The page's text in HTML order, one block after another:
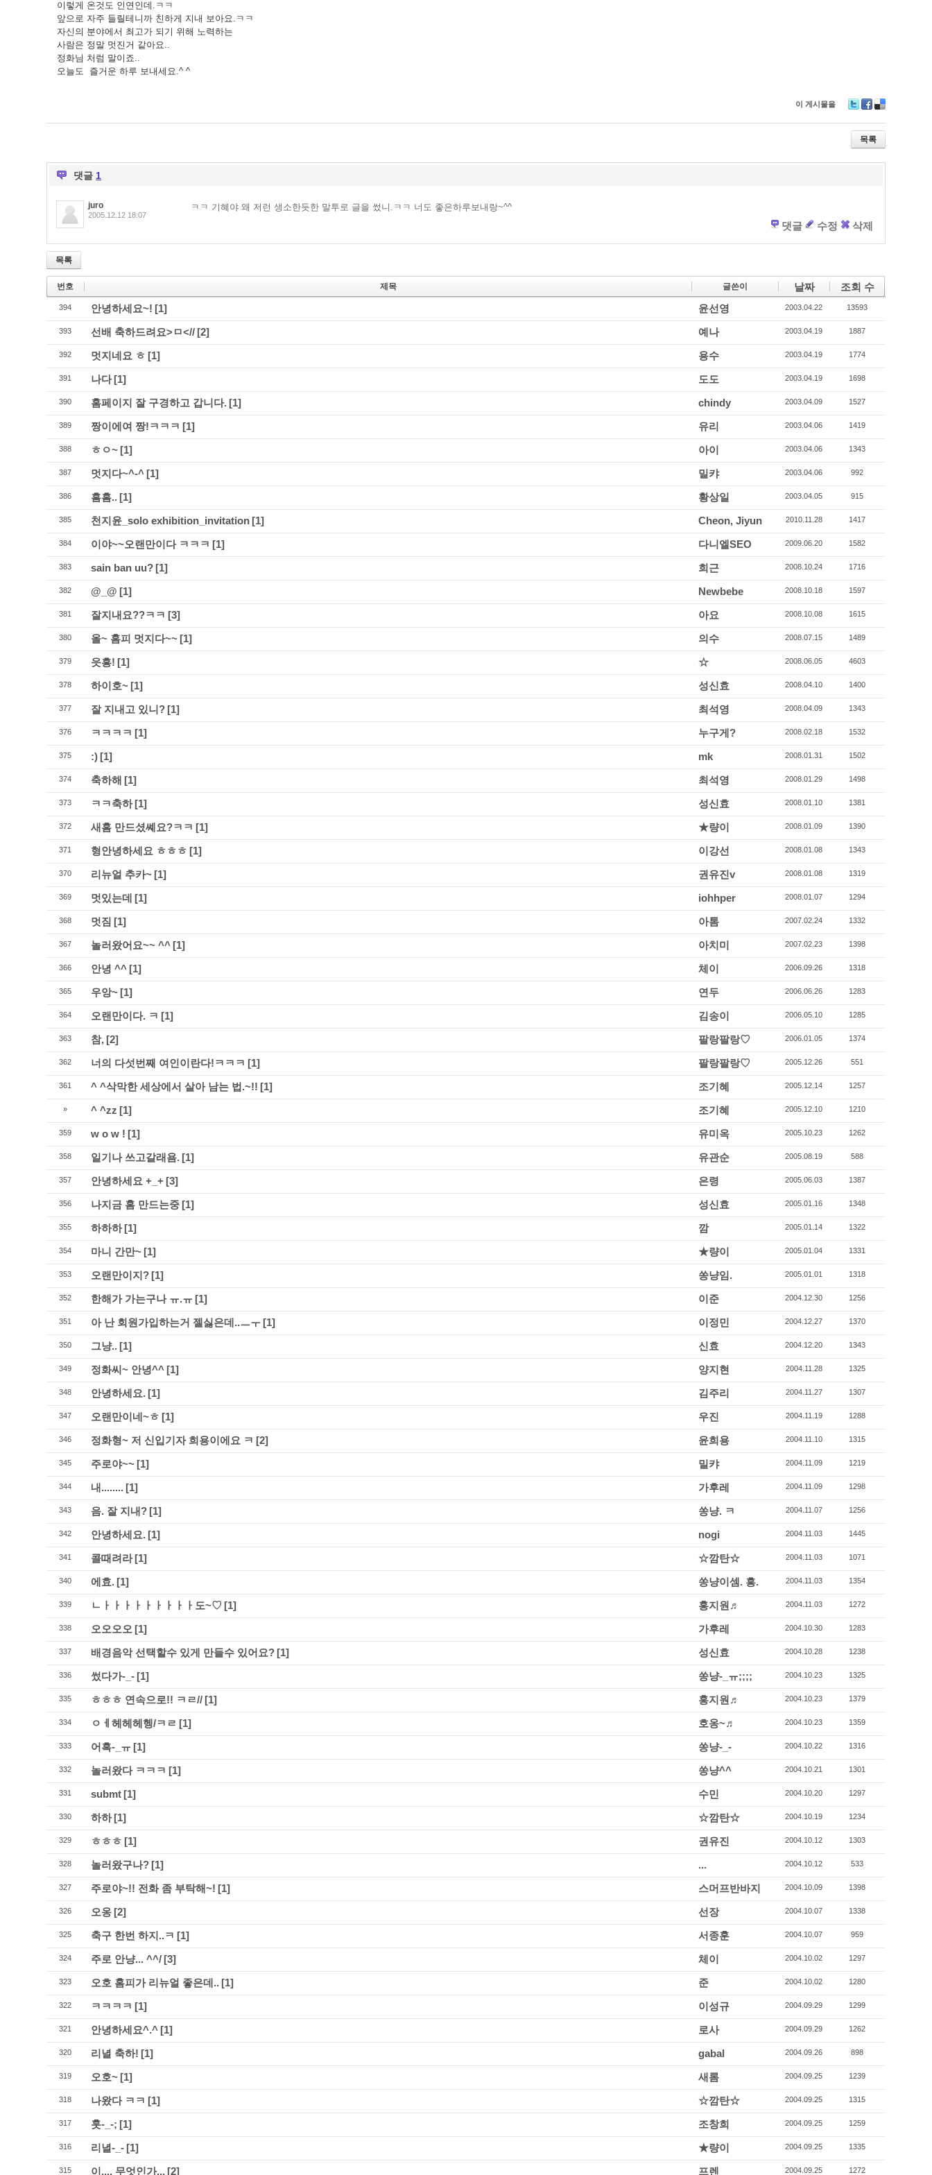
이렇게 온것도 인연인데.ㅋㅋ
앞으로 자주 들릴테니까 친하게 지내 보아요.ㅋㅋ
자신의 분야에서 최고가 되기 위해 노력하는
사람은 정말 멋진거 같아요..
정화님 처럼 말이죠..
오늘도 즐거운 하루 보내세요.^ ^
이 게시물을
wi
er
ac
e
b
eli
ci
o
목록
댓글 1
juro
2005.12.12 18:07
ㅋㅋ 기혜야 왜 저런 생소한듯한 말투로 글을 썼니.ㅋㅋ 너도 좋은하루보내랑~^^
댓글 수정 삭제
목록
번호 제목 글쓴이 날짜 조회 수
394 안녕하세요~! [1] 윤선영 2003.04.22 13593
393 선배 축하드려요>ㅁ<//[2] 예나 2003.04.19 1887
392 멋지네요 ㅎ [1] 용수 2003.04.19 1774
391 나다[1] 도도 2003.04.19 1698
390 홈페이지 잘 구경하고 갑니다.[1] chindy 2003.04.09 1527
389 짱이에여 짱!ㅋㅋㅋ [1] 유리 2003.04.06 1419
388 ㅎㅇ~[1] 아이 2003.04.06 1343
387 멋지다~^-^[1] 밀캬 2003.04.06 992
386 흠흠..[1] 황상일 2003.04.05 915
385 천지윤_solo exhibition_invitation[1] Cheon, Jiyun 2010.11.28 1417
384 이야~~오랜만이다 ㅋㅋㅋ [1] 다니엘SEO 2009.06.20 1582
383 sain ban uu?[1] 희근 2008.10.24 1716
382 @_@ [1] Newbebe 2008.10.18 1597
381 잘지내요??ㅋㅋ [3] 아요 2008.10.08 1615
380 올~ 홈피 멋지다~~[1] 의수 2008.07.15 1489
379 읏흥! [1] ☆ 2008.06.05 4603
378 하이호~[1] 성신효 2008.04.10 1400
377 잘 지내고 있니?[1] 최석영 2008.04.09 1343
376 ㅋㅋㅋㅋ [1] 누구게? 2008.02.18 1532
375 :)[1] mk 2008.01.31 1502
374 축하해 [1] 최석영 2008.01.29 1498
373 ㅋㅋ축하[1] 성신효 2008.01.10 1381
372 새홈 만드셨쎼요?ㅋㅋ [1] ★량이 2008.01.09 1390
371 형안녕하세요 ㅎㅎㅎ [1] 이강선 2008.01.08 1343
370 리뉴얼 추카~[1] 권유진v 2008.01.08 1319
369 멋있는데 [1] iohhper 2008.01.07 1294
368 멋짐 [1] 아톰 2007.02.24 1332
367 놀러왔어요~~ ^^[1] 아치미 2007.02.23 1398
366 안녕 ^^[1] 체이 2006.09.26 1318
365 우앙~[1] 연두 2006.06.26 1283
364 오랜만이다. ㅋ [1] 김송이 2006.05.10 1285
363 참,[2] 팔랑팔랑♡ 2006.01.05 1374
362 너의 다섯번째 여인이란다!ㅋㅋㅋ [1] 팔랑팔랑♡ 2005.12.26 551
361 ^ ^삭막한 세상에서 살아 남는 법.~!! [1] 조기혜 2005.12.14 1257
» ^ ^zz [1] 조기혜 2005.12.10 1210
359 w o w ! [1] 유미옥 2005.10.23 1262
358 일기나 쓰고갈래욤.[1] 유관순 2005.08.19 588
357 안녕하세요 +_+[3] 은령 2005.06.03 1387
356 나지금 홈 만드는중[1] 성신효 2005.01.16 1348
355 하하하[1] 깜 2005.01.14 1322
354 마니 간만~[1] ★량이 2005.01.04 1331
353 오랜만이지?[1] 쏭냥임. 2005.01.01 1318
352 한해가 가는구나 ㅠ.ㅠ [1] 이준 2004.12.30 1256
351 아 난 회원가입하는거 젤싫은데..ㅡㅜ [1] 이정민 2004.12.27 1370
350 그냥..[1] 신효 2004.12.20 1343
349 정화씨~ 안녕^^[1] 양지현 2004.11.28 1325
348 안녕하세요.[1] 김주리 2004.11.27 1307
347 오랜만이네~ㅎ [1] 우진 2004.11.19 1288
346 정화형~ 저 신입기자 희용이에요 ㅋ [2] 윤희용 2004.11.10 1315
345 주로야~~[1] 밀캬 2004.11.09 1219
344 내........[1] 가후레 2004.11.09 1298
343 음. 잘 지내?[1] 쏭냥. ㅋ 2004.11.07 1256
342 안녕하세요.[1] nogi 2004.11.03 1445
341 콜때려라[1] ☆깜탄☆ 2004.11.03 1071
340 에효.[1] 쏭냥이셈. 흥. 2004.11.03 1354
339 ㄴㅏㅏㅏㅏㅏㅏㅏㅏㅏ도~♡ [1] 홍지원♬ 2004.11.03 1272
338 오오오오 [1] 가후레 2004.10.30 1283
337 배경음악 선택할수 있게 만들수 있어요?[1] 성신효 2004.10.28 1238
336 썼다가-_-[1] 쏭냥-_ㅠ;;;; 2004.10.23 1325
335 ㅎㅎㅎ 연속으로!! ㅋㄹ//[1] 홍지원♬ 2004.10.23 1379
334 ㅇㅔ헤헤헤헹/ㅋㄹ [1] 호옹~♬ 2004.10.23 1359
333 어흑-_ㅠ [1] 쏭냥-_- 2004.10.22 1316
332 놀러왔다 ㅋㅋㅋ [1] 쏭냥^^ 2004.10.21 1301
331 submt[1] 수민 2004.10.20 1297
330 하하[1] ☆깜탄☆ 2004.10.19 1234
329 ㅎㅎㅎ [1] 권유진 2004.10.12 1303
328 놀러왔구나?[1] ... 2004.10.12 533
327 주로야~!! 전화 좀 부탁해~! [1] 스머프반바지 2004.10.09 1398
326 오옹[2] 선장 2004.10.07 1338
325 축구 한번 하지..ㅋ [1] 서종훈 2004.10.07 959
324 주로 안냥... ^^/[3] 체이 2004.10.02 1297
323 오호 홈피가 리뉴얼 좋은데..[1] 준 2004.10.02 1280
322 ㅋㅋㅋㅋ [1] 이성규 2004.09.29 1299
321 안녕하세요^.^[1] 로사 2004.09.29 1262
320 리녈 축하! [1] gabal 2004.09.26 898
319 오호~[1] 새롬 2004.09.25 1239
318 나왔다 ㅋㅋ [1] ☆깜탄☆ 2004.09.25 1315
317 훗-_-; [1] 조창희 2004.09.25 1259
316 리녈-_-[1] ★량이 2004.09.25 1335
315 이.... 무엇인가...[2] 프렌 2004.09.25 1272